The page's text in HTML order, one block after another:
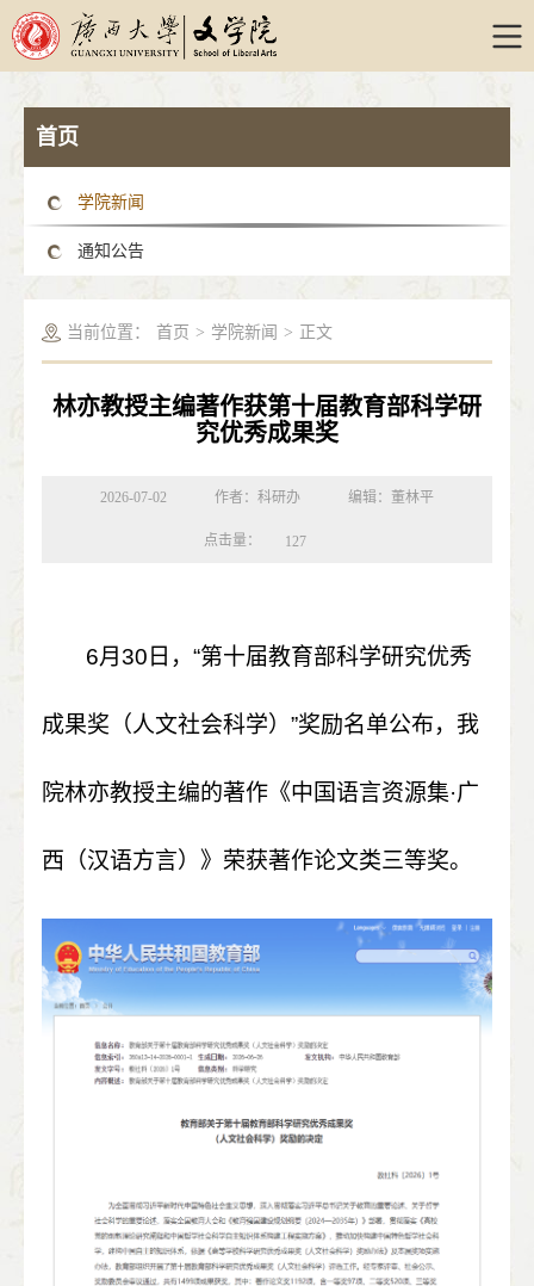
首页
学院新闻
通知公告
当前位置： 首页 > 学院新闻 > 正文
林亦教授主编著作获第十届教育部科学研
究优秀成果奖
2026-07-02 作者：科研办 编辑：董林平
点击量： 127
6月30 日，“第十届教育部科学研究优秀
成果奖（人文社会科学） ”奖励名单公布，我
院林亦教授主编的著作《中国语言资源集·广
西（汉语方言）》荣获著作论文类三等奖。